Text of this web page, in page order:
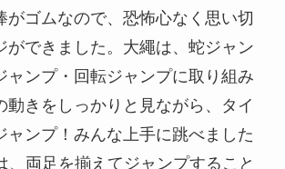
がゴムなので、恐怖心なく思い切
ができました。大繩は、蛇ジャン
ャンプ・回転ジャンプに取り組み
動きをしっかりと見ながら、タイ
ャンプ！みんな上手に跳べました
、両足を揃えてジャンプすること